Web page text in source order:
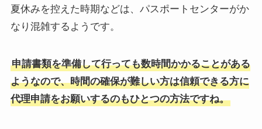
夏休みを控えた時期などは、パスポートセンターがか
なり混雑するようです。
申請書類を準備して行っても数時間かかることがある
ようなので、時間の確保が難しい方は信頼できる方に
代理申請をお願いするのもひとつの方法ですね。